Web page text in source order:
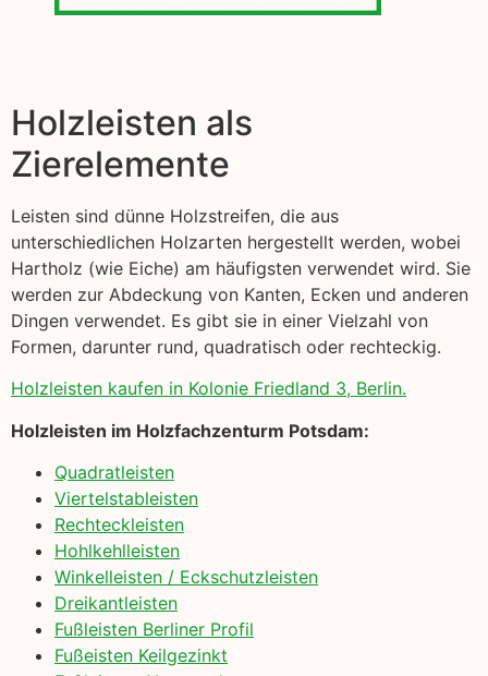
Holzleisten als
Zierelemente
Leisten sind dünne Holzstreifen, die aus
unterschiedlichen Holzarten hergestellt werden, wobei
Hartholz (wie Eiche) am häufigsten verwendet wird. Sie
werden zur Abdeckung von Kanten, Ecken und anderen
Dingen verwendet. Es gibt sie in einer Vielzahl von
Formen, darunter rund, quadratisch oder rechteckig.
Holzleisten kaufen in Kolonie Friedland 3, Berlin.
Holzleisten im Holzfachzenturm Potsdam:
Quadratleisten
Viertelstableisten
Rechteckleisten
Hohlkehlleisten
Winkelleisten / Eckschutzleisten
Dreikantleisten
Fußleisten Berliner Profil
Fußeisten Keilgezinkt